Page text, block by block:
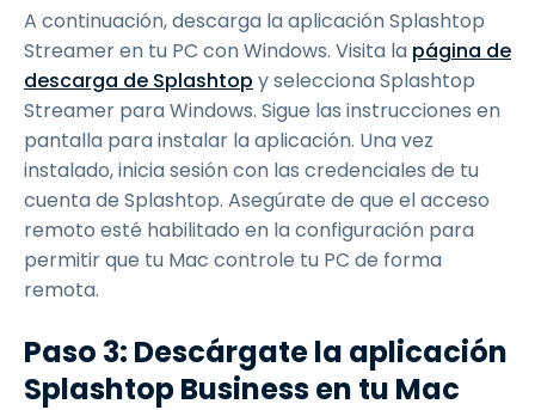
A continuación, descarga la aplicación Splashtop
Streamer en tu PC con Windows. Visita la página de
descarga de Splashtop y selecciona Splashtop
Streamer para Windows. Sigue las instrucciones en
pantalla para instalar la aplicación. Una vez
instalado, inicia sesión con las credenciales de tu
cuenta de Splashtop. Asegúrate de que el acceso
remoto esté habilitado en la configuración para
permitir que tu Mac controle tu PC de forma
remota.
Paso 3: Descárgate la aplicación
Splashtop Business en tu Mac